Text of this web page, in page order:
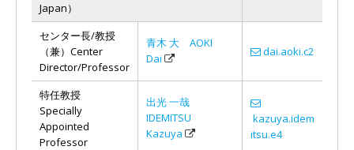
Japan）
センター長/教授
（兼）Center
Director/Professor
青木 大 AOKI
Dai
dai.aoki.c2
特任教授
Specially
Appointed
Professor
出光 一哉
IDEMITSU
Kazuya
kazuya.idem
itsu.e4